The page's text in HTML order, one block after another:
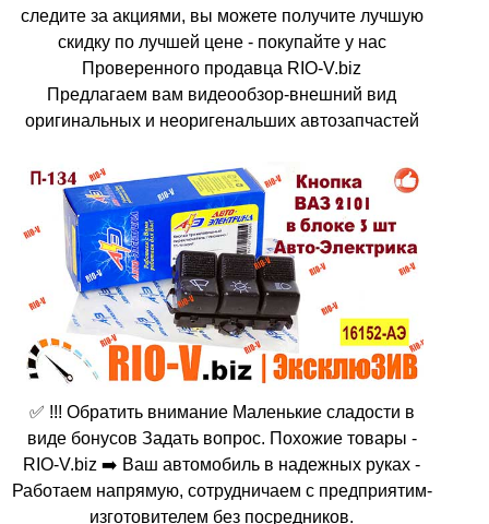
следите за акциями, вы можете получите лучшую
скидку по лучшей цене - покупайте у нас
Проверенного продавца RIO-V.biz
Предлагаем вам видеообзор-внешний вид
оригинальных и неоригенальших автозапчастей
✅ !!! Обратить внимание Маленькие сладости в
виде бонусов Задать вопрос. Похожие товары -
RIO-V.biz ➡️ Ваш автомобиль в надежных руках -
Работаем напрямую, сотрудничаем с предприятим-
изготовителем без посредников.